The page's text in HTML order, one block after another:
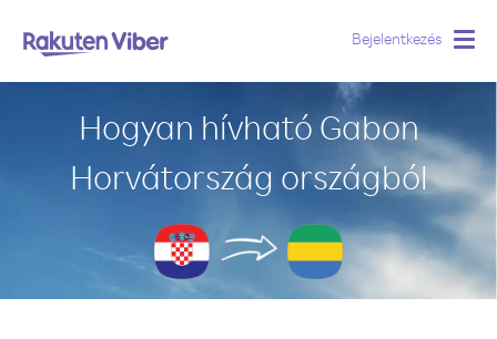
Bejelentkezés
Hogyan hívható Gabon
Horvátország országból